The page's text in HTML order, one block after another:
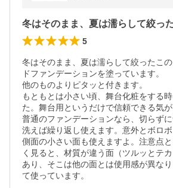
5
冬はそのまま、夏は濡らして絞ったこ
ドファンデーションを塗っています。
他のものよりピタッと付きます。
もともとは小さい頃、舞台化粧をする
た。舞台用というだけで信頼できる気が
普通のファンデーションなら、切らず
洗えば繰り返し使えます。意外とボロボ
側面の小さい面も使えますよ。注意点
く見ると、材質が違う面（ツルッとテ
あり、そこは他の面とは使用感が異な
て使っています。